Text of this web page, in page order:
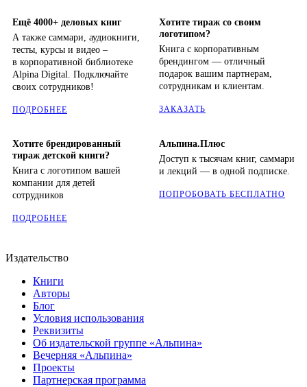
Ещё 4000+ деловых книг
А также саммари, аудиокниги,
тесты, курсы и видео –
в корпоративной библиотеке
Alpina Digital. Подключайте
своих сотрудников!
ПОДРОБНЕЕ
Хотите тираж со своим
логотипом?
Книга с корпоративным
брендингом — отличный
подарок вашим партнерам,
сотрудникам и клиентам.
ЗАКАЗАТЬ
Хотите брендированный
тираж детской книги?
Книга с логотипом вашей
компании для детей
сотрудников
ПОДРОБНЕЕ
Альпина.Плюс
Доступ к тысячам книг, саммари
и лекций — в одной подписке.
ПОПРОБОВАТЬ БЕСПЛАТНО
Издательство
Книги
Авторы
Блог
Условия использования
Реквизиты
Об издательской группе «Альпина»
Вечерняя «Альпина»
Проекты
Партнерская программа